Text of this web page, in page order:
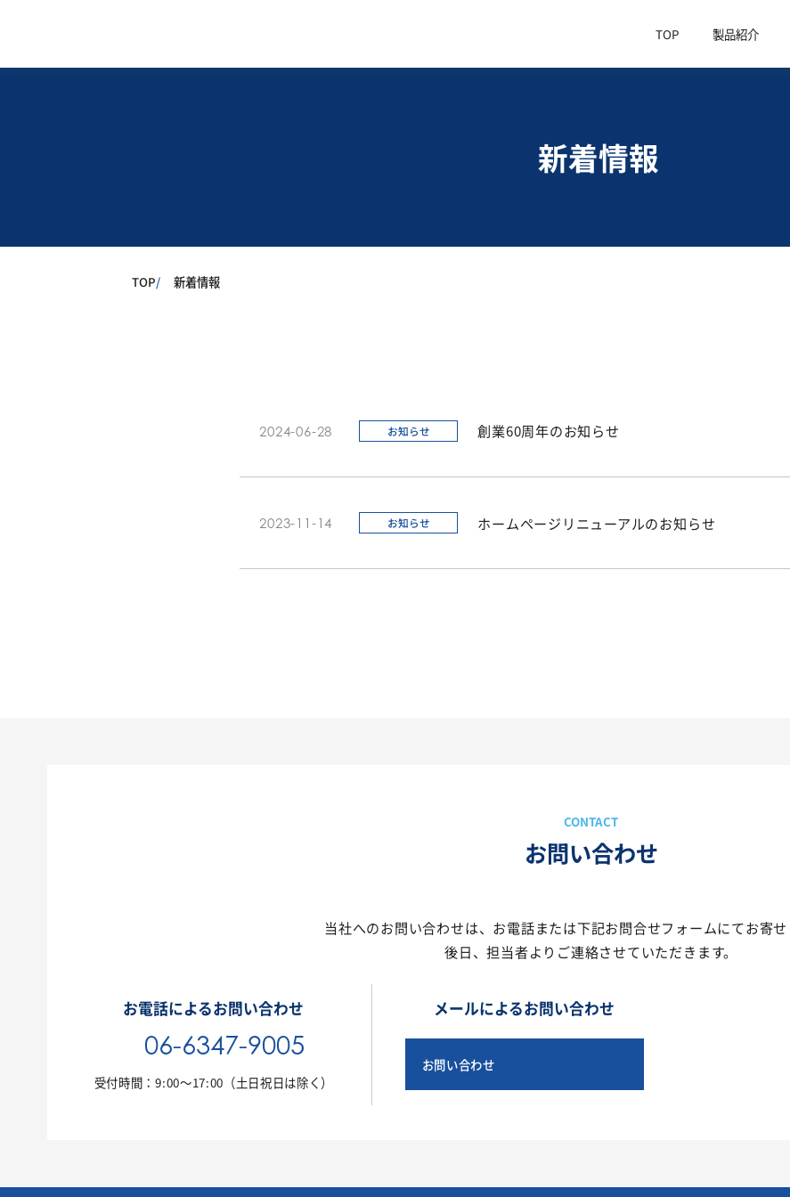
TOP 製品紹介
新着情報
TOP 新着情報
2024-06-28 お知らせ 創業60周年のお知らせ
2023-11-14 お知らせ ホームページリニューアルのお知らせ
お問い合わせ
当社へのお問い合わせは、 お電話または下記お問合せフォームにてお寄せ
後日、担当者より ご連絡させていただきます。
お電話によるお問い合わせ
06-6347-9005
受付時間：9:00〜17:00 （土日祝日は除く）
メールによるお問い合わせ
お問い合わせ